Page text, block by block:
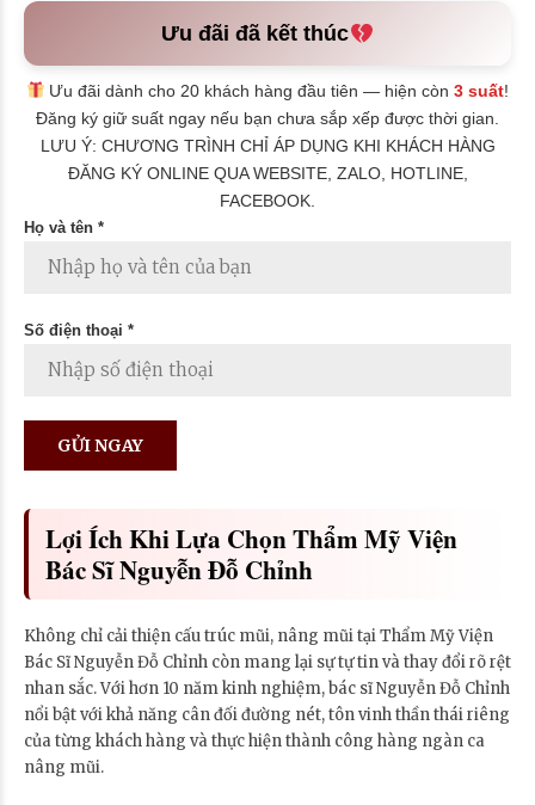
Ưu đãi đã kết thúc
Ưu đãi dành cho 20 khách hàng đầu tiên — hiện còn3 suất!
Đăng ký giữ suất ngay nếu bạn chưa sắp xếp được thời gian.
LƯU Ý: CHƯƠNG TRÌNH CHỈ ÁP DỤNG KHI KHÁCH HÀNG
ĐĂNG KÝ ONLINE QUA WEBSITE, ZALO, HOTLINE,
FACEBOOK.
Họ và tên *
Số điện thoại *
Lợi Ích Khi Lựa Chọn Thẩm Mỹ Viện
Bác Sĩ Nguyễn Đỗ Chỉnh
Không chỉ cải thiện cấu trúc mũi, nâng mũi tại Thẩm Mỹ Viện
Bác Sĩ Nguyễn Đỗ Chỉnh còn mang lại sự tự tin và thay đổi rõ rệt
nhan sắc. Với hơn 10 năm kinh nghiệm, bác sĩ Nguyễn Đỗ Chỉnh
nổi bật với khả năng cân đối đường nét, tôn vinh thần thái riêng
của từng khách hàng và thực hiện thành công hàng ngàn ca
nâng mũi.